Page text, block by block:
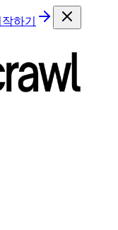
하기